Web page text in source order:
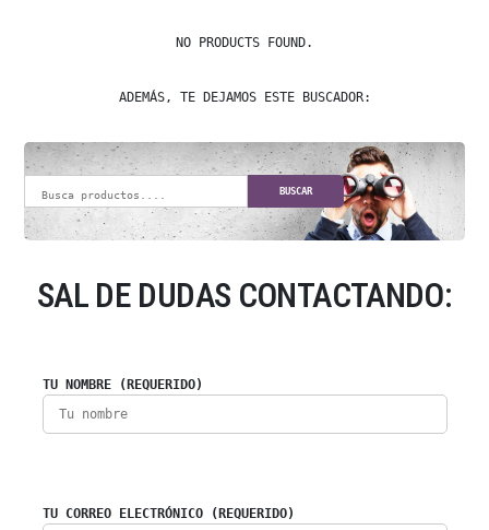
NO PRODUCTS FOUND.
ADEMÁS, TE DEJAMOS ESTE BUSCADOR:
BUSCAR
SAL DE DUDAS CONTACTANDO:
TU NOMBRE (REQUERIDO)
TU CORREO ELECTRÓNICO (REQUERIDO)